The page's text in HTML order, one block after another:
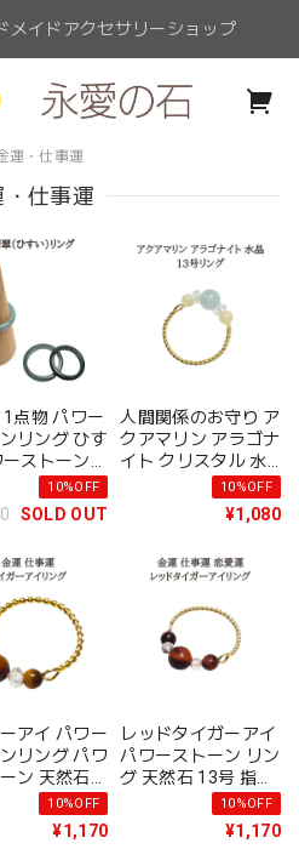
メイドアクセサリーショップ
運・仕事運
・仕事運
点物 パワー
リング ひす
ーストーン
翡翠 ミャン
リング7〜13
グ 指輪 グリ
レディース
ト ギフト
送料無料
10%OFF
SOLD OUT
人間関係のお守り ア
クアマリン アラゴナ
イト クリスタル 水
晶 13号 指輪 パワー
ストーン 天然石 リ
ング ゴールド 誕生
サリー
10%OFF
¥1,080
アイ パワー
リング パワ
ン 天然石
ング 指輪 虎
リスタル 水
石 ゴールド
10%OFF
¥1,170
レッドタイガーアイ
パワーストーン リン
グ 天然石 13号 指輪
虎目石 クリスタル
水晶 ゴールド 金色
シンプル かわいい
10%OFF
¥1,170